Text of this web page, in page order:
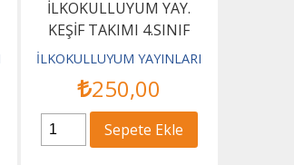
İLKOKULLUYUM YAY.
KEŞİF TAKIMI 4.SINIF
EXTRA GÜÇLÜ PROBLEM
İLKOKULLUYUM YAYINLARI
250,00
Sepete Ekle